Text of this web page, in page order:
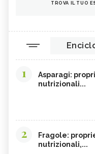
TROVA IL TUO
1
Asparagi:
nutrizionali...
2
Fragole:
nutrizionali,...